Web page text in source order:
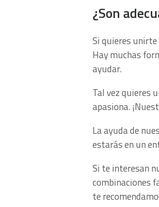
¿Son
Si quieres
Hay muchas
ayudar.
Tal vez quieres
apasiona.
La ayuda de
estarás en un
Si te interesan
combinaciones
te